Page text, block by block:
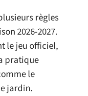
règles
2026-2027.
le jeu officiel,
pratique
le
jardin.